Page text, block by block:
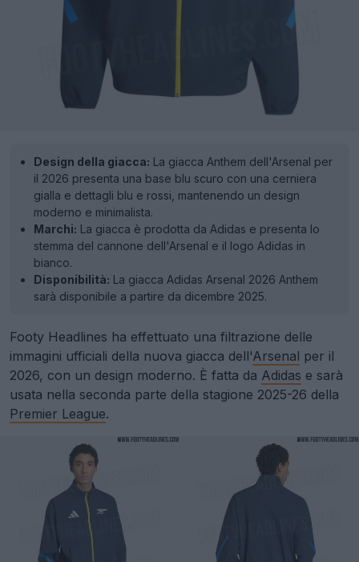
Design della giacca: La giacca Anthem dell'Arsenal per
il 2026 presenta una base blu scuro con una cerniera
gialla e dettagli blu e rossi, mantenendo un design
moderno e minimalista.
Marchi: La giacca è prodotta da Adidas e presenta lo
stemma del cannone dell'Arsenal e il logo Adidas in
bianco.
Disponibilità: La giacca Adidas Arsenal 2026 Anthem
sarà disponibile a partire da dicembre 2025.
Footy Headlines ha effettuato una filtrazione delle
immagini ufficiali della nuova giacca dell'Arsenal per il
2026, con un design moderno. È fatta da Adidas e sarà
usata nella seconda parte della stagione 2025-26 della
Premier League.